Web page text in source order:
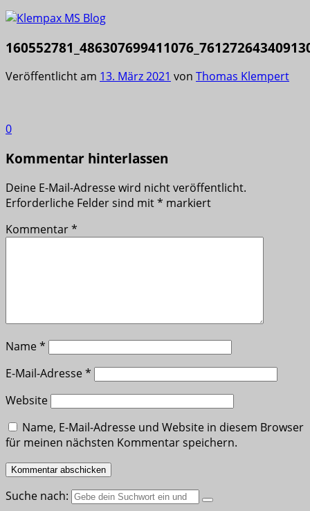
Veröffentlicht am 13. März 2021 von Thomas Klempert
0
Kommentar hinterlassen
Deine E-Mail-Adresse wird nicht veröffentlicht.
Erforderliche Felder sind mit* markiert
Kommentar*
Name*
E-Mail-Adresse*
Website
Name, E-Mail-Adresse und Website in diesem Browser
für meinen nächsten Kommentar speichern.
Suche nach: